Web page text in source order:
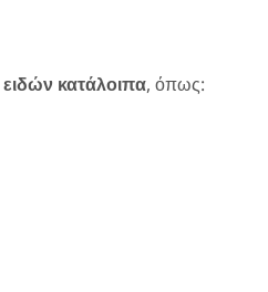
ειδών κατάλοιπα, όπως: